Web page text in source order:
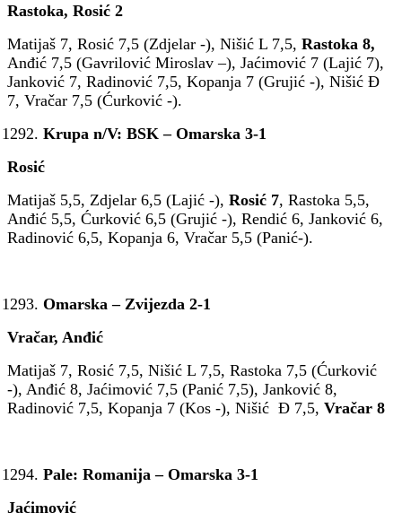
Rastoka, Rosić 2
Matijaš 7, Rosić 7,5 (Zdjelar -), Nišić L 7,5, Rastoka 8,
Anđić 7,5 (Gavrilović Miroslav –), Jaćimović 7 (Lajić 7),
Janković 7, Radinović 7,5, Kopanja 7 (Grujić -), Nišić Đ
7, Vračar 7,5 (Ćurković -).
Krupa n/V: BSK – Omarska 3-1
Rosić
Matijaš 5,5, Zdjelar 6,5 (Lajić -), Rosić 7, Rastoka 5,5,
Anđić 5,5, Ćurković 6,5 (Grujić -), Rendić 6, Janković 6,
Radinović 6,5, Kopanja 6, Vračar 5,5 (Panić-).
Omarska – Zvijezda 2-1
Vračar, Anđić
Matijaš 7, Rosić 7,5, Nišić L 7,5, Rastoka 7,5 (Ćurković
-), Anđić 8, Jaćimović 7,5 (Panić 7,5), Janković 8,
Radinović 7,5, Kopanja 7 (Kos -), Nišić Đ 7,5, Vračar 8
Pale: Romanija – Omarska 3-1
Jaćimović